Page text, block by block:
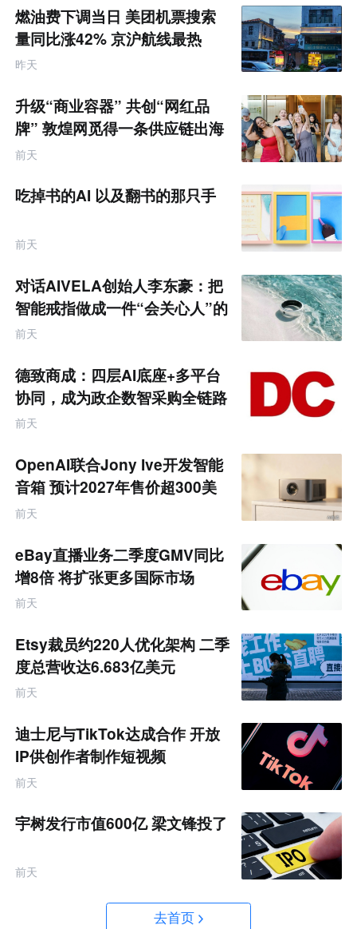
未
来
零
售
跨
境
商
产
业
互
联
网
题
燃油费下调当日 美团机票搜索
量同比涨42% 京沪航线最热
昨天
升级“商业容器” 共创“网红品
牌” 敦煌网觅得一条供应链出海
的新路径
前天
吃掉书的AI 以及翻书的那只手
前天
对话AIVELA创始人李东豪：把
智能戒指做成一件“会关心人”的
饰品
前天
德致商成：四层AI底座+多平台
协同，成为政企数智采购全链路
服务商
前天
OpenAI联合Jony Ive开发智能
音箱 预计2027年售价超300美
元
前天
eBay直播业务二季度GMV同比
增8倍 将扩张更多国际市场
前天
Etsy裁员约220人优化架构 二季
度总营收达6.683亿美元
前天
迪士尼与TikTok达成合作 开放
IP供创作者制作短视频
前天
宇树发行市值600亿 梁文锋投了
前天
去首页